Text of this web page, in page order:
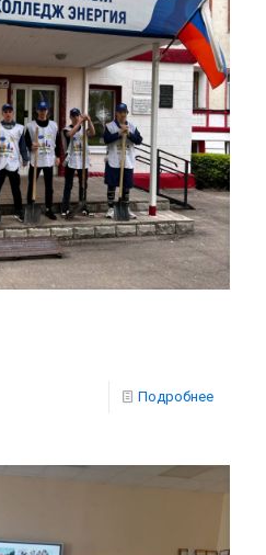
Подробнее